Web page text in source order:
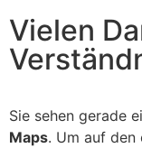
Vielen
Sie sehen gerade
Maps. Um auf den